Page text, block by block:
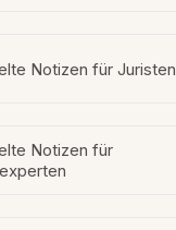
Notizen für Juristen
Notizen für